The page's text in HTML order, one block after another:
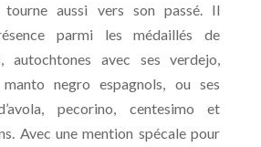
tourne aussi vers son passé. Il
parmi les médaillés de
autochtones avec ses verdejo,
negro espagnols, ou ses
pecorino, centesimo et
Avec une mention spécale pour